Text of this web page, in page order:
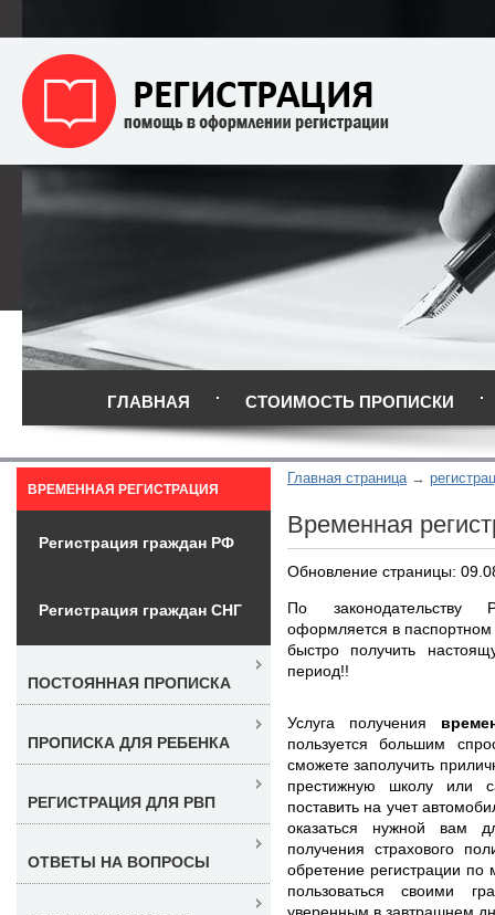
ГЛАВНАЯ СТОИМОСТЬ ПРОПИСКИ
Главная страница
Временная
Обновление страницы:
По законодательству
оформляется в
быстро получить
период!!
Услуга получения
пользуется большим
сможете заполучить
престижную школу или
поставить на учет
оказаться нужной вам
получения страхового
обретение регистрации
пользоваться своими
уверенным в завтрашнем
ВРЕМЕННАЯ РЕГИСТРАЦИЯ
Регистрация граждан РФ
Регистрация граждан СНГ
ПОСТОЯННАЯ ПРОПИСКА
ПРОПИСКА ДЛЯ РЕБЕНКА
РЕГИСТРАЦИЯ ДЛЯ РВП
ОТВЕТЫ НА ВОПРОСЫ